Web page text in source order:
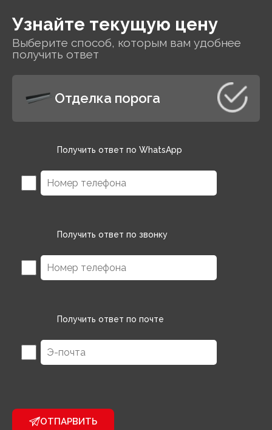
Узнайте текущую цену
Выберите способ, которым вам удобнее
получить ответ
Отделка порога
Получить ответ по WhatsApp
Получить ответ по звонку
Получить ответ по почте
ОТПАРВИТЬ